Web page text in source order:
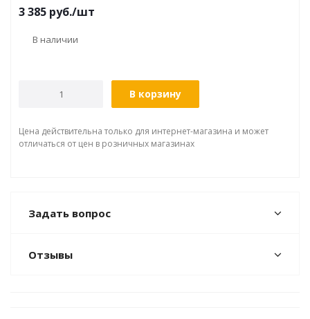
3 385 руб./шт
В наличии
В корзину
Цена действительна только для интернет-магазина и может
отличаться от цен в розничных магазинах
Задать вопрос
Отзывы